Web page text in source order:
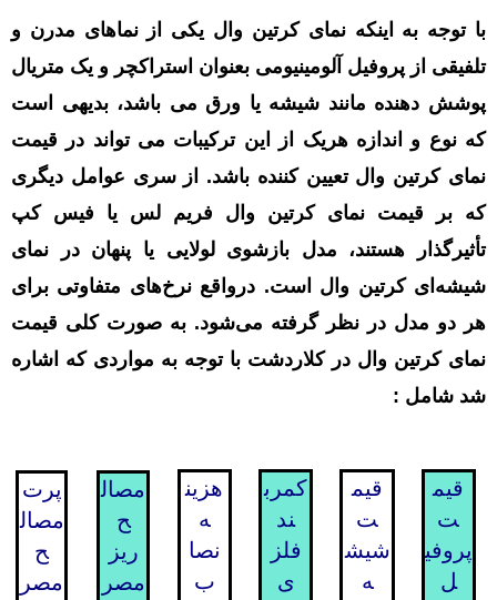
با توجه به اینکه نمای کرتین وال یکی از نماهای مدرن و
تلفیقی از پروفیل آلومینیومی بعنوان استراکچر و یک متریال
پوشش دهنده مانند شیشه یا ورق می باشد، بدیهی است
که نوع و اندازه هریک از این ترکیبات می تواند در قیمت
نمای کرتین وال تعیین کننده باشد. از سری عوامل دیگری
که بر قیمت نمای کرتین وال فریم لس یا فیس کپ
تأثیرگذار هستند، مدل بازشوی لولایی یا پنهان در نمای
شیشه‌ای کرتین وال است. درواقع نرخ‌های متفاوتی برای
هر دو مدل در نظر گرفته می‌شود. به صورت کلی قیمت
نمای کرتین وال در کلاردشت با توجه به مواردی که اشاره
شد شامل :
قیم
ت
پروفی
ل
قیم
ت
شیش
ه
کمرب
ند
فلز
ی
هزین
ه
نصا
ب
مصال
ح
ریز
مصر
پرت
مصال
ح
مصر